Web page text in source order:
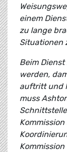
einem
zu lange
Situationen
Beim
werden,
auftritt und
muss